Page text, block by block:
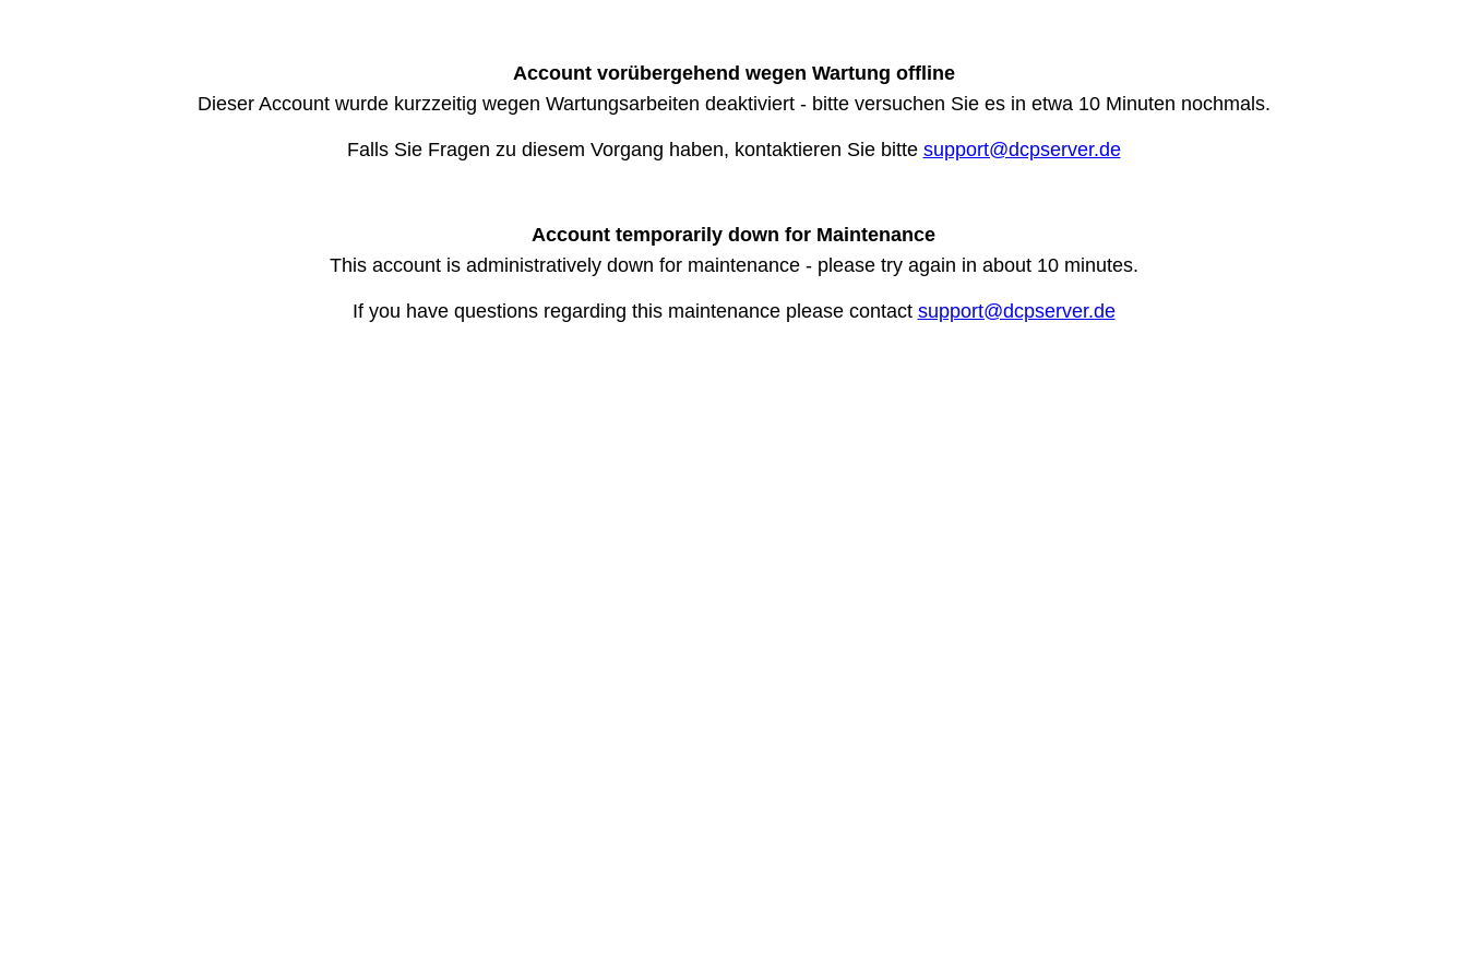
Account vorübergehend wegen Wartung offline
Dieser Account wurde kurzzeitig wegen Wartungsarbeiten deaktiviert - bitte versuchen Sie es in etwa 10 Minuten nochmals.
Falls Sie Fragen zu diesem Vorgang haben, kontaktieren Sie bitte support@dcpserver.de
Account temporarily down for Maintenance
This account is administratively down for maintenance - please try again in about 10 minutes.
If you have questions regarding this maintenance please contact support@dcpserver.de